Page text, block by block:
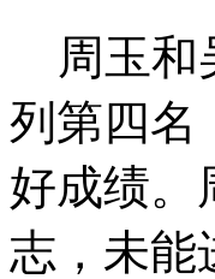
周玉和
列第四名
好成绩。
志，未能